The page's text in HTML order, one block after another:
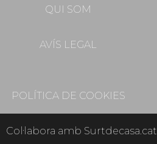
QUI SOM
AVÍS LEGAL
POLÍTICA DE COOKIES
Col·labora amb Surtdecasa.cat